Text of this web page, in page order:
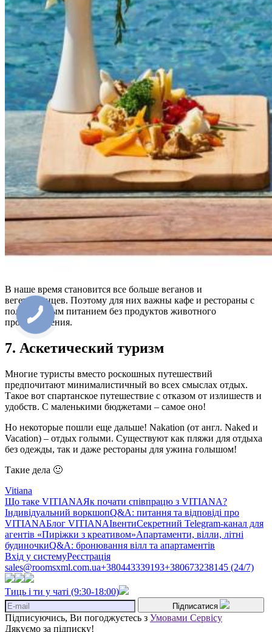
В наше время становится все больше веганов и
вегетарианцев. Поэтому для них важны кафе и рестораны с
полноценным питанием без продуктов животного
происхождения.
7. Аскетический туризм
Многие туристы вместо роскошных путешествий
предпочитают минималистичный во всех смыслах отдых.
Такое вот спартанское путешествие с отказом от излишеств и
удобств. С маленькими бюджетами – самое оно!
Но некоторые пошли еще дальше! Nakation (от англ. Naked и
Vacation) – отдых голыми. Существуют как пляжи для отдыха
без одежды, так и даже рестораны для ужина голышом!
Такие дела 🙂
Vitiana
Що таке VITIANAЯк почати співпрацю з VITIANA?
Індивідуальний воркшопQ&A: питання та відповіді про
VITIANAБлог VITIANAІвентиСекретний Telegram-канал для
агентів «Пиріжки з креативом»Апартаменти, вілли, літні
будиночкиQ&A: бронювання вілл та апартаментів
Вхід у системуРеєстрація
sales@roomsxml.com.ua+380443339193+380673238145 (24/7)
Тиць і ти у чаті (9:30-18:00)
Підписатися
Підписуючись, Ви погоджуєтесь з Умовами Сервісу
Дякуємо за підписку!